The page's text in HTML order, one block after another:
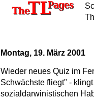
Montag, 19. März 2001
Wieder neues Quiz im
Schwächste fliegt" -
sozialdarwinistischen